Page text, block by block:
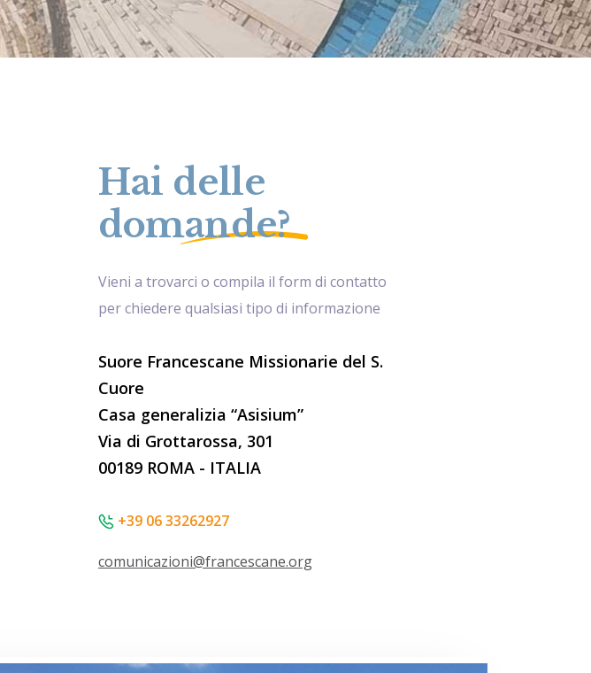
Hai delle
domande?
Vieni a trovarci o compila il form di contatto
per chiedere qualsiasi tipo di informazione
Suore Francescane Missionarie del S.
Cuore
Casa generalizia “Asisium”
Via di Grottarossa, 301
00189 ROMA - ITALIA
+39 06 33262927
comunicazioni@francescane.org